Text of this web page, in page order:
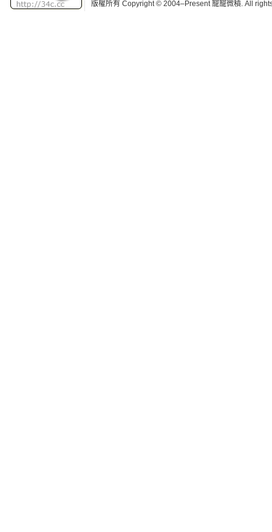
版權所有 Copyright © 2004–Present 寵寵微積. All